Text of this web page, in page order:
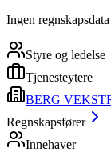
Ingen
Styre og ledelse
Tjenesteytere
BERG
Regnskapsfører
Innehaver